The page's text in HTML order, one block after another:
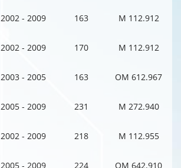
2002 - 2009 163 M 112.912
2002 - 2009 170 M 112.912
2003 - 2005 163 OM 612.967
2005 - 2009 231 M 272.940
2002 - 2009 218 M 112.955
2005 - 2009 224 OM 642.910